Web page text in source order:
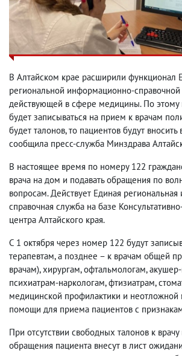
В Алтайском крае расширили функционал
региональной информационно-
действующей в сфере медицины. По
будет записываться на прием к врачам
будет талонов, то пациентов будут
сообщила пресс-служба Минздрава
В настоящее время по номеру 122
врача на дом и подавать обращения по
вопросам. Действует Единая
справочная служба на базе
центра Алтайского края.
С 1 октября через номер 122 будут
терапевтам, а позднее – к врачам общей
врачам), хирургам, офтальмологам,
психиатрам-наркологам, фтизиатрам,
медицинской профилактики и неотложной
помощи для приема пациентов с
При отсутствии свободных талонов к
обращения пациента внесут в лист